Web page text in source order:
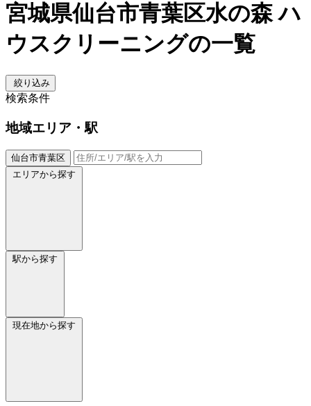
宮城県仙台市青葉区水の森 ハ
ウスクリーニングの一覧
絞り込み
検索条件
地域エリア・駅
仙台市青葉区
エリアから探す
駅から探す
現在地から探す